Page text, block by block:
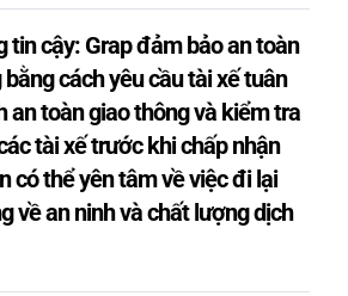
tin cậy: Grap đảm bảo an toàn
cách yêu cầu tài xế tuân
an toàn giao thông và kiểm tra
tài xế trước khi chấp nhận
có thể yên tâm về việc đi lại
về an ninh và chất lượng dịch